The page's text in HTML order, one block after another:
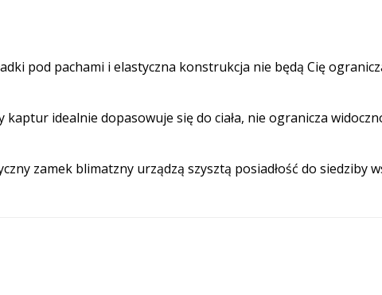
pod pachami i elastyczna konstrukcja nie będą Cię
kaptur idealnie dopasowuje się do ciała, nie ogranicza
zamek blimatzny urządzą szysztą posiadłość do siedziby